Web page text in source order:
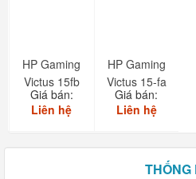
HP Gaming
Victus 15fb
Giá bán:
Liên hệ
HP Gaming
Victus 15-fa
Giá bán:
Liên hệ
THỐNG